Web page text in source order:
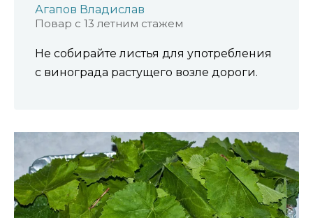
Агапов Владислав
Повар с 13 летним стажем
Не собирайте листья для употребления
с винограда растущего возле дороги.